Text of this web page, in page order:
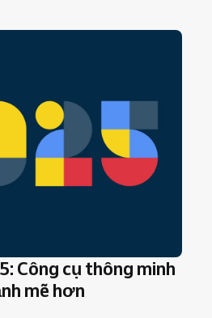
Công cụ thông minh
mẽ hơn